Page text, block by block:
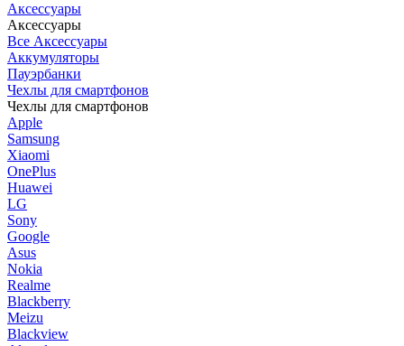
Аксессуары
Аксессуары
Все Аксессуары
Аккумуляторы
Пауэрбанки
Чехлы для смартфонов
Чехлы для смартфонов
Apple
Samsung
Xiaomi
OnePlus
Huawei
LG
Sony
Google
Asus
Nokia
Realme
Blackberry
Meizu
Blackview